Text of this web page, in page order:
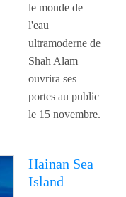
le monde de
l'eau
ultramoderne de
Shah Alam
ouvrira ses
portes au public
le 15 novembre.
Hainan Sea
Island